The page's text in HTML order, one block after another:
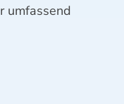
umfassend